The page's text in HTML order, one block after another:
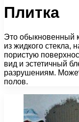
Плитка
Это обыкновенный
из жидкого стекла,
пористую
вид и эстетичный
разрушениям.
полов.